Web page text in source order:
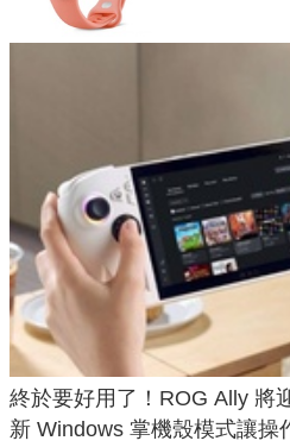
終於要好用了！ROG Ally 將
新 Windows 掌機殼模式讓操